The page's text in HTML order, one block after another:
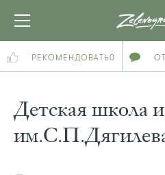
РЕКОМЕНДОВАТЬ0
Детская школа